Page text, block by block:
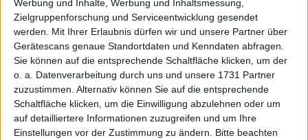
Werbung und Inhalte, Werbung und Inhaltsmessung,
Zielgruppenforschung und Serviceentwicklung gesendet
werden. Mit Ihrer Erlaubnis dürfen wir und unsere Partner über
Gerätescans genaue Standortdaten und Kenndaten abfragen.
Sie können auf die entsprechende Schaltfläche klicken, um der
o. a. Datenverarbeitung durch uns und unsere 1731 Partner
zuzustimmen. Alternativ können Sie auf die entsprechende
Schaltfläche klicken, um die Einwilligung abzulehnen oder um
auf detailliertere Informationen zuzugreifen und um Ihre
Einstellungen vor der Zustimmung zu ändern. Bitte beachten
Umsatzerlöse
32,96 44,09 53,94 48,23 50,61
EBITDA 1,2 6,98 5,53 6,69 2,96 1,02 4,63
EBITDA-Marge % 3 21,18 12,54 12,40 6,14 2,02 10,46
EBIT 2,08 0,94 1,94 -1,79 -3,75
EBIT-Marge %5 6,31 2,13 3,60 -3,71 -7,41
Jahresüberschuss 1,00 -0,24 1,29 -2,49 -5,31